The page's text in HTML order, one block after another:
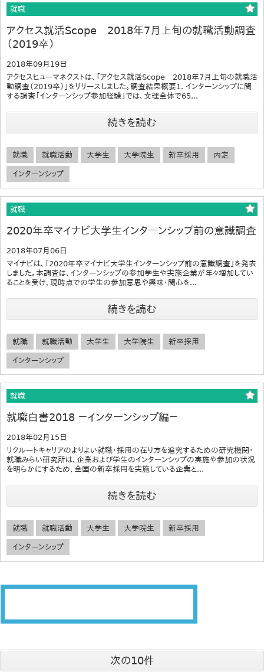
就職
アクセス就活Scope 2018年7月上旬の就職活動調査
（2019卒）
2018年09月19日
アクセスヒューマネクストは、「アクセス就活Scope 2018年7月上旬の就職活
動調査（2019卒）」をリリースしました。調査結果概要1. インターンシップに関
する調査「インターンシップ参加経験」では、文理全体で65...
続きを読む
就職 就職活動 大学生 大学院生 新卒採用 内定
インターンシップ
就職
2020年卒マイナビ大学生インターンシップ前の意識調査
2018年07月06日
マイナビは、「2020年卒マイナビ大学生インターンシップ前の意識調査」を発表
しました。本調査は、インターンシップの参加学生や実施企業が年々増加してい
ることを受け、現時点での学生の参加意思や興味・関心を...
続きを読む
就職 就職活動 大学生 大学院生 新卒採用
インターンシップ
就職
就職白書2018 －インターンシップ編－
2018年02月15日
リクルートキャリアのよりよい就職・採用の在り方を追究するための研究機関・
就職みらい研究所は、企業および学生のインターンシップの実施や参加の状況
を明らかにするため、全国の新卒採用を実施している企業と...
続きを読む
就職 就職活動 大学生 大学院生 新卒採用
インターンシップ
次の10件